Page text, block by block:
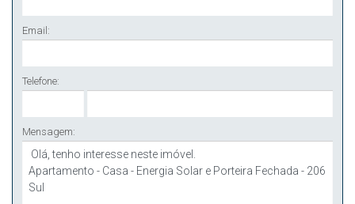
Email:
Telefone:
Mensagem: